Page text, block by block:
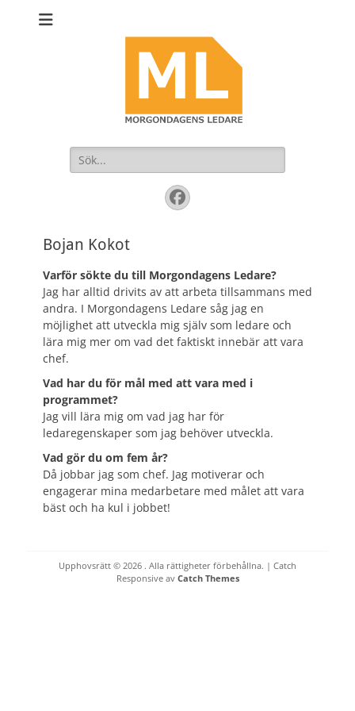
Sök
efter:
Facebook
Bojan Kokot
Varför sökte du till Morgondagens Ledare?
Jag har alltid drivits av att arbeta tillsammans med
andra. I Morgondagens Ledare såg jag en
möjlighet att utveckla mig själv som ledare och
lära mig mer om vad det faktiskt innebär att vara
chef.
Vad har du för mål med att vara med i
programmet?
Jag vill lära mig om vad jag har för
ledaregenskaper som jag behöver utveckla.
Vad gör du om fem år?
Då jobbar jag som chef. Jag motiverar och
engagerar mina medarbetare med målet att vara
bäst och ha kul i jobbet!
Upphovsrätt © 2026 . Alla rättigheter förbehållna. | Catch
Responsive av Catch Themes